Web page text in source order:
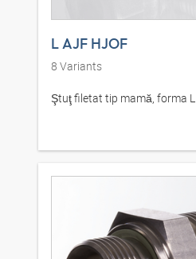
L AJF HJOF
8 Variants
Ştuţ filetat tip mamă, forma L